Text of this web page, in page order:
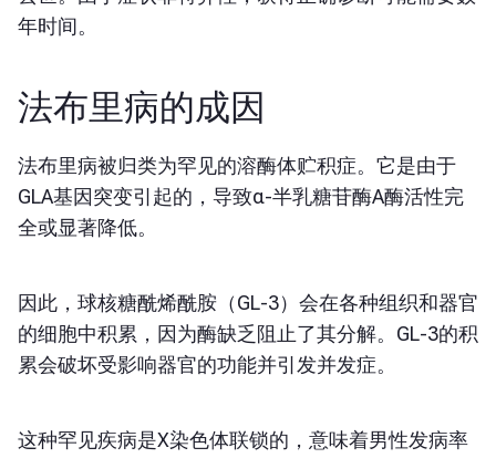
年时间。
法布里病的成因
法布里病被归类为罕见的溶酶体贮积症。它是由于
GLA基因突变引起的，导致α-半乳糖苷酶A酶活性完
全或显著降低。
因此，球核糖酰烯酰胺（GL-3）会在各种组织和器官
的细胞中积累，因为酶缺乏阻止了其分解。GL-3的积
累会破坏受影响器官的功能并引发并发症。
这种罕见疾病是X染色体联锁的，意味着男性发病率